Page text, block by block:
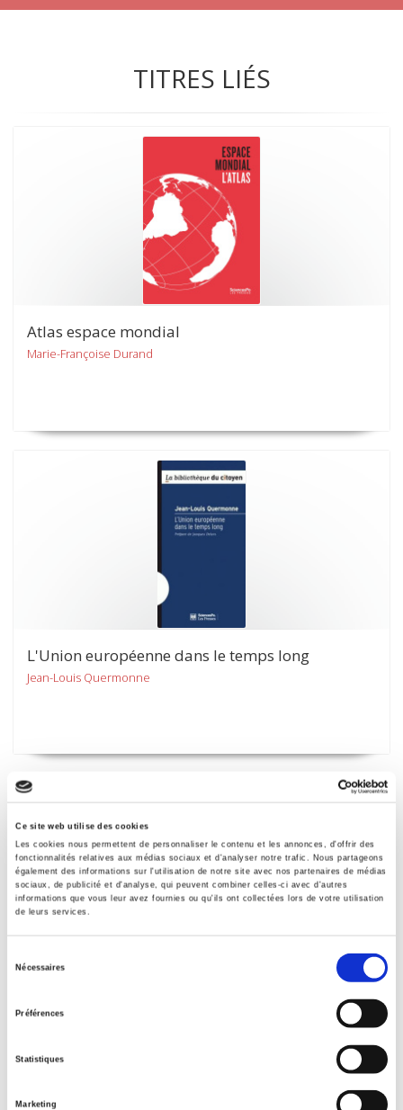
Ce site web utilise des cookies
Les cookies nous permettent de personnaliser le contenu et les annonces, d'offrir des
fonctionnalités relatives aux médias sociaux et d'analyser notre trafic. Nous partageons
également des informations sur l'utilisation de notre site avec nos partenaires de médias
sociaux, de publicité et d'analyse, qui peuvent combiner celles-ci avec d'autres
informations que vous leur avez fournies ou qu'ils ont collectées lors de votre utilisation
de leurs services.
Nécessaires
Préférences
Statistiques
Marketing
TITRES LIÉS
Atlas espace mondial
Marie-Françoise Durand
L'Union européenne dans le temps long
Jean-Louis Quermonne